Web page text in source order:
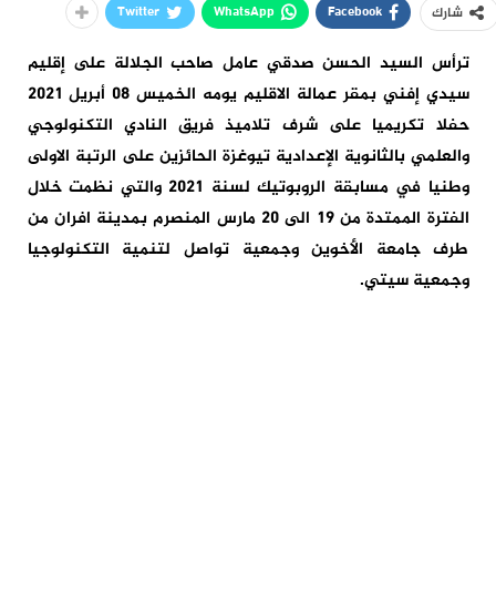
شارك Facebook
WhatsApp
Twitter
ترأس السيد الحسن صدقي عامل صاحب الجلالة على إقليم
سيدي إفني بمقر عمالة الاقليم يومه الخميس 08 أبريل 2021
حفلا تكريميا على شرف تلاميذ فريق النادي التكنولوجي
والعلمي بالثانوية الإعدادية تيوغزة الحائزين على الرتبة الاولى
وطنيا في مسابقة الروبوتيك لسنة 2021 والتي نظمت خلال
الفترة الممتدة من 19 الى 20 مارس المنصرم بمدينة افران من
طرف جامعة الأخوين وجمعية تواصل لتنمية التكنولوجيا
وجمعية سيتي.